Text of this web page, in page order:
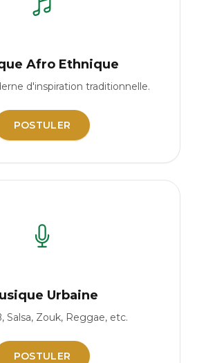
Afro Ethnique
d'inspiration traditionnelle.
POSTULER
Urbaine
Salsa, Zouk, Reggae, etc.
POSTULER